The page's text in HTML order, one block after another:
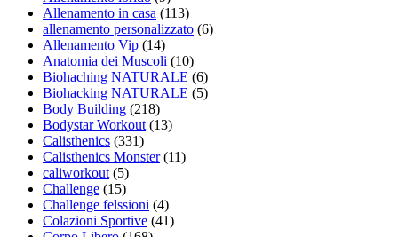
Allenamento in casa (113)
allenamento personalizzato (6)
Allenamento Vip (14)
Anatomia dei Muscoli (10)
Biohaching NATURALE (6)
Biohacking NATURALE (5)
Body Building (218)
Bodystar Workout (13)
Calisthenics (331)
Calisthenics Monster(11)
caliworkout (5)
Challenge (15)
Challenge felssioni (4)
Colazioni Sportive (41)